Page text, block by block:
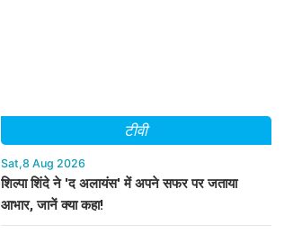
टीवी
Sat,8 Aug 2026
शिल्पा शिंदे ने 'द अलायंस' में अपने सफर पर जताया
आभार, जानें क्या कहा!